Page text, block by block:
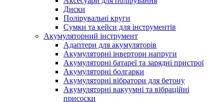
Диски
Полірувальні круги
Сумки та кейси для інструментів
Акумуляторний інструмент
Адаптери для акумуляторів
Акумуляторні інвертори напруги
Акумуляторні батареї та зарядні пристрої
Акумуляторні болгарки
Акумуляторні вібратори для бетону
Акумуляторні вакуумні та вібраційні
присоски